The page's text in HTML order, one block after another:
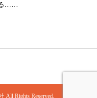
る……
All Rights Reserved.